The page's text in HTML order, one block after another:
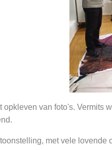
van foto's.
met vele lovende